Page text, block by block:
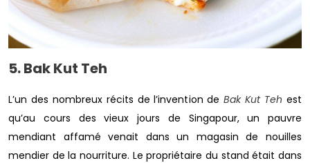
5. Bak Kut Teh
L’un des nombreux récits de l’invention deBak Kut Teh est
qu’au cours des vieux jours de Singapour, un pauvre
mendiant affamé venait dans un magasin de nouilles
mendier de la nourriture. Le propriétaire du stand était dans